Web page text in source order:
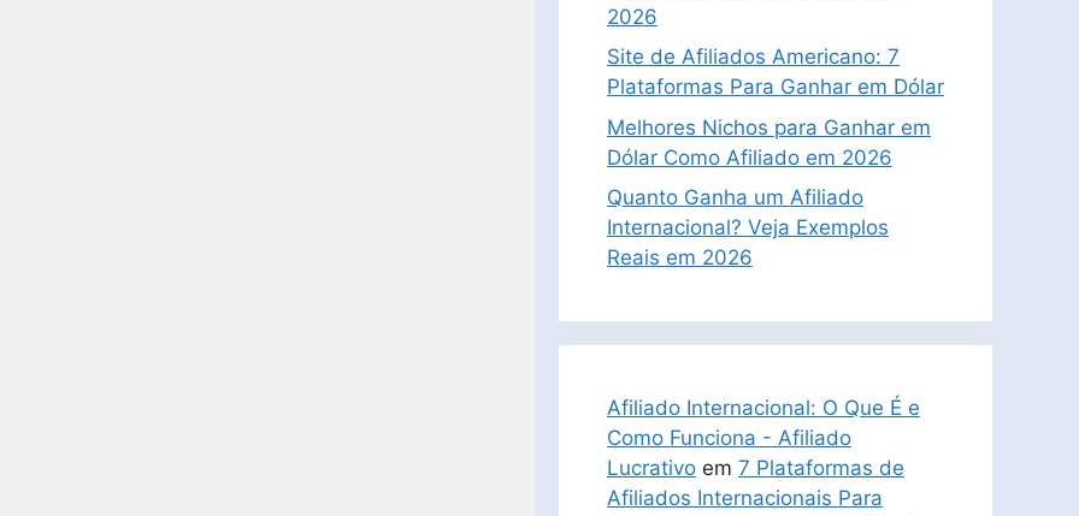
2026
Site de Afiliados Americano: 7
Plataformas Para Ganhar em Dólar
Melhores Nichos para Ganhar em
Dólar Como Afiliado em 2026
Quanto Ganha um Afiliado
Internacional? Veja Exemplos
Reais em 2026
Afiliado Internacional: O Que É e
Como Funciona - Afiliado
Lucrativo em 7 Plataformas de
Afiliados Internacionais Para